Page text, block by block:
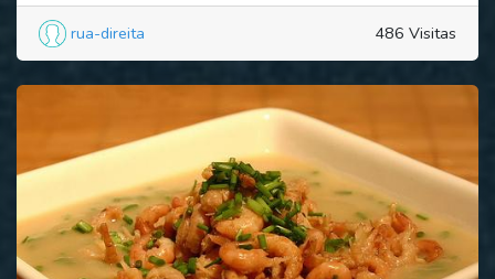
rua-direita 486 Visitas